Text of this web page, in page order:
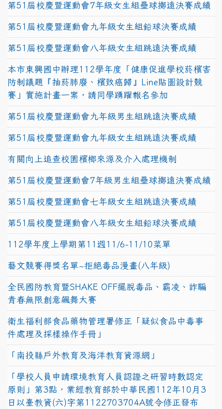
第51屆校慶暨運動會7年級女生組壘球擲遠決賽成績
第51屆校慶暨運動會九年級女生組鉛球決賽成績
第51屆校慶暨運動會八年級女生組跳遠決賽成績
本市東興國中辦理112學年度「健康促進學校菸檳害
防制議題『抽菸肺廢、檳致癌歸』Line貼圖設計競
賽」實施計畫一案，請同學踴躍報名參加
第51屆校慶暨運動會九年級男生組跳遠決賽成績
第51屆校慶暨運動會九年級女生組跳遠決賽成績
有關向上追查校園檳榔來源及介入處理機制
第51屆校慶暨運動會7年級男生組壘球擲遠決賽成績
第51屆校慶暨運動會七年級女生組跳遠決賽成績
第51屆校慶暨運動會八年級女生組鉛球決賽成績
112學年度上學期第11週11/6-11/10菜單
藝文競賽得獎名單~拒絕毒品漫畫(八年級)
全民國防教育暨SHAKE OFF擺脫毒品、霸凌、詐騙
青春無限創意飆舞大賽
衛生福利部食品藥物管理署修正「疑似食品中毒事
件處理及採樣操作手冊」
「南投縣戶外教育及海洋教育資源網」
「學校人員申請環境教育人員認證之研習時數認定
原則」第3點，業經教育部於中華民國112年10月3
日以臺教資(六)字第1122703704A號令修正發布